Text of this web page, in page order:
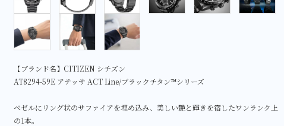
【ブランド名】CITIZEN シチズン
AT8294-59E アテッサ ACT Line/ブラックチタン™シリーズ
ベゼルにリング状のサファイアを埋め込み、美しい艶と輝きを宿したワンランク上
の1本。